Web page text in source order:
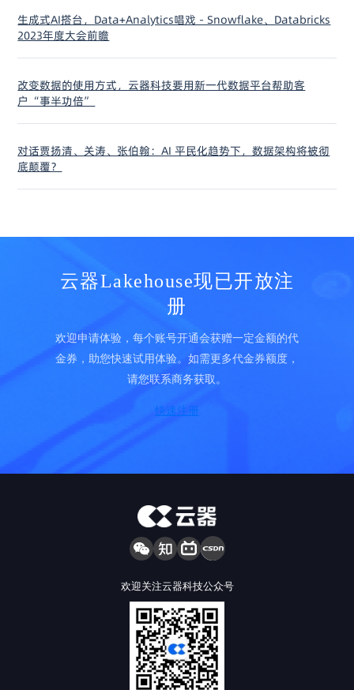
生成式AI搭台，Data+Analytics唱戏 - Snowflake、Databricks
2023年度大会前瞻
改变数据的使用方式，云器科技要用新一代数据平台帮助客
户“事半功倍”
对话贾扬清、关涛、张伯翰：AI 平民化趋势下，数据架构将被彻
底颠覆？
云器Lakehouse现已开放注
册
欢迎申请体验，每个账号开通会获赠一定金额的代
金券，助您快速试用体验。如需更多代金券额度，
请您联系商务获取。
快速注册
欢迎关注云器科技公众号